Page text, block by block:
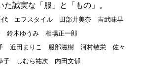
た誠実な「服」と「もの」。
代 エフスタイル 田部井美奈 吉武味早
鈴木ゆうみ 相場正一郎
近田まりこ 服部滋樹 河村敏栄 佐々
子 しむら祐次 内田文郁